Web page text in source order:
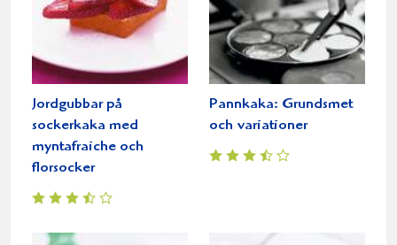
Jordgubbar på
sockerkaka med
myntafraiche och
florsocker
Pannkaka: Grundsmet
och variationer